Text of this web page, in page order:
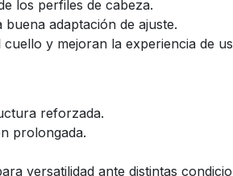
los perfiles de cabeza.
adaptación de ajuste.
y mejoran la experiencia de
reforzada.
prolongada.
versatilidad ante distintas